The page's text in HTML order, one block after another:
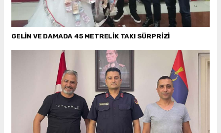
GELİN VE DAMADA 45 METRELİK TAKI SÜRPRİZİ